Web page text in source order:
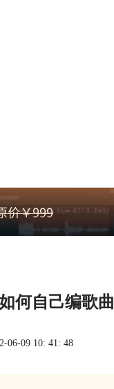
何自己编歌曲
06-09 10: 41: 48